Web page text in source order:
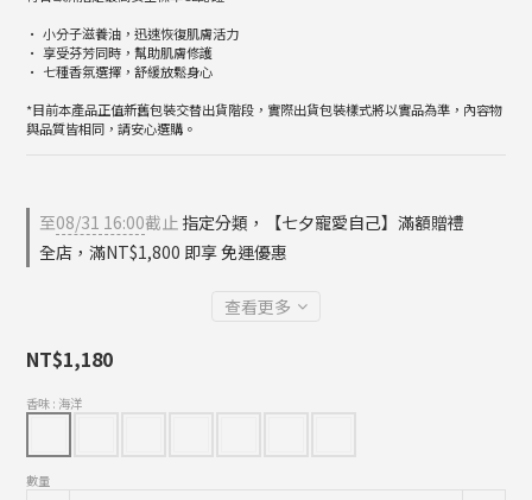
• 小分子滋養油，迅速恢復肌膚活力
• 享受芬芳同時，幫助肌膚修護
• 七種香氛選擇，舒緩放鬆身心
*目前本產品正值新舊包裝交替出貨階段，實際出貨包裝樣式將以實品為準，內容物
與品質皆相同，請安心選購。
至08/31 16:00截止 指定分類，【七夕寵愛自己】滿額贈禮
全店，滿NT$1,800 即享 免運優惠
查看更多
NT$1,180
香味 : 海洋
數量